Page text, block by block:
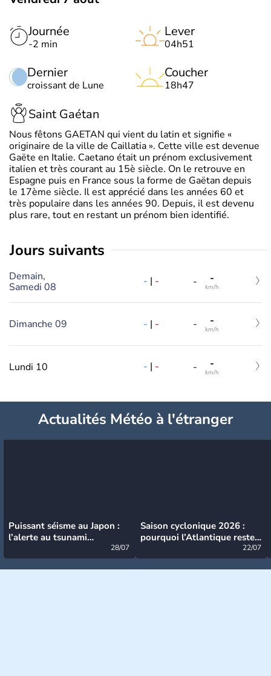
Journée
-2 min
Dernier
croissant de Lune
Lever
04h51
Coucher
18h47
Saint Gaétan
Nous fêtons GAETAN qui vient du latin et signifie «
originaire de la ville de Caillatia ». Cette ville est devenue
Gaëte en Italie. Caetano était un prénom exclusivement
italien et très courant au 15è siècle. On le retrouve en
Espagne puis en France sous la forme de Gaëtan depuis
le 17ème siècle. Il est apprécié dans les années 60 et
très populaire dans les années 90. Depuis, il est devenu
plus rare, tout en restant un prénom bien identifié.
jours suivants
Demain,
Samedi 08
- | - - -
km/h
Dimanche 09 - | - - -
km/h
Lundi 10 - | - - -
km/h
Actualités Météo à l'étranger
Puissant séisme au Japon :
l’alerte au tsunami
28/07
Saison cyclonique 2026 :
pourquoi l’Atlantique reste
22/07